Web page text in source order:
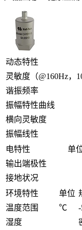
动态特性
灵敏度（@160Hz，
谐振频率
振幅特性曲线
横向灵敏度
振幅线性
电特性
单
输出端极性
接地状况
环境特性
单位
温度范围
℃
湿度